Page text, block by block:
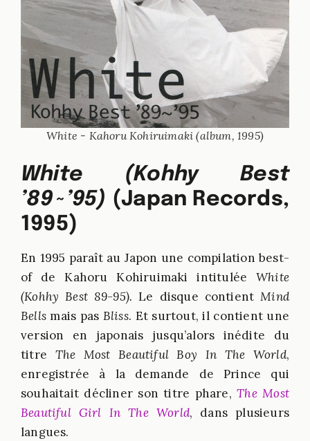
White - Kahoru Kohiruimaki (album, 1995)
White (Kohhy Best
’89~’95) (Japan Records,
1995)
En 1995 paraît au Japon une compilation best-
of de Kahoru Kohiruimaki intitulée White
(Kohhy Best 89-95). Le disque contientMind
Bells mais pas Bliss. Et surtout, il contient une
version en japonais jusqu’alors inédite du
titre The Most Beautiful Boy In The World,
enregistrée à la demande de Prince qui
souhaitait décliner son titre phare,The Most
Beautiful Girl In The World, dans plusieurs
langues.